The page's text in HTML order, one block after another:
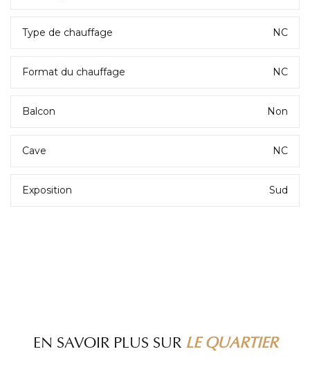
Type de chauffage NC
Format du chauffage NC
Balcon Non
Cave NC
Exposition Sud
EN SAVOIR PLUS SUR LE QUARTIER